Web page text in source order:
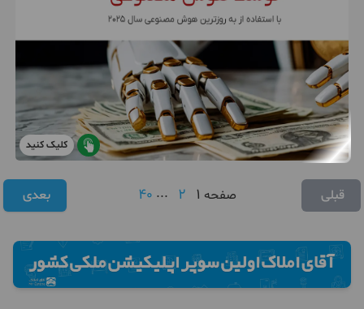
کلیک کنید
قبلی صفحه 1
2
...
40 بعدی